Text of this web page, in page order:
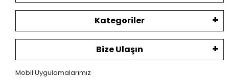
Kategoriler
Bize Ulaşın
Mobil Uygulamalarımız